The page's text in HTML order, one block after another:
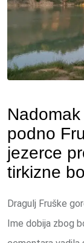
podno
jezerce
tirkizne
Dragulj Fruške
Ime dobija zbog